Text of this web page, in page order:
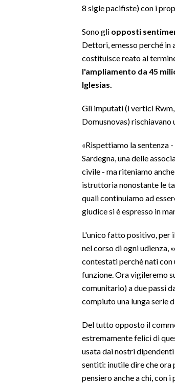
8 sigle pacifiste) con i
Sono gli opposti
Dettori, emesso perché in
costituisce reato al
l'ampliamento da 45
Iglesias.
Gli imputati (i vertici
Domusnovas) rischiavano
«Rispettiamo la sentenza
Sardegna, una delle
civile - ma riteniamo
istruttoria nonostante le
quali continuiamo ad
giudice si è espresso in
L'unico fatto positivo, per
nel corso di ogni udienza,
contestati perchè nati con
funzione. Ora vigileremo
comunitario) a due passi
compiuto una lunga serie
Del tutto opposto il
estremamente felici di
usata dai nostri
sentiti: inutile dire che ora
pensiero anche a chi, con